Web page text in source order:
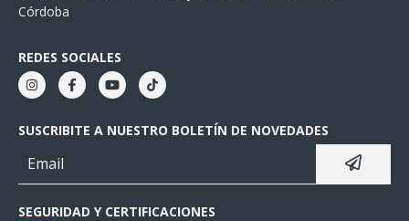
Córdoba
REDES SOCIALES
SUSCRIBITE A NUESTRO BOLETÍN DE NOVEDADES
SEGURIDAD Y CERTIFICACIONES